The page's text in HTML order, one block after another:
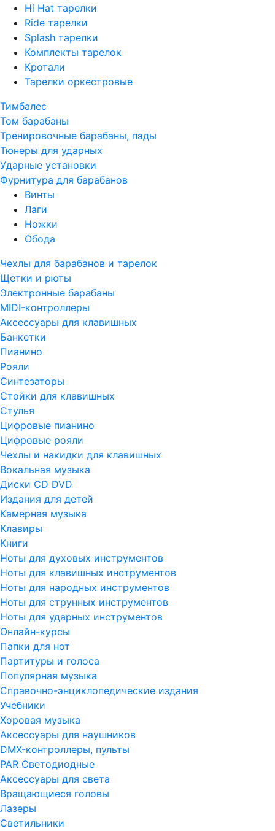
Hi Hat тарелки
Ride тарелки
Splash тарелки
Комплекты тарелок
Кротали
Тарелки оркестровые
Тимбалес
Том барабаны
Тренировочные барабаны, пэды
Тюнеры для ударных
Ударные установки
Фурнитура для барабанов
Винты
Лаги
Ножки
Обода
Чехлы для барабанов и тарелок
Щетки и рюты
Электронные барабаны
MIDI-контроллеры
Аксессуары для клавишных
Банкетки
Пианино
Рояли
Синтезаторы
Стойки для клавишных
Стулья
Цифровые пианино
Цифровые рояли
Чехлы и накидки для клавишных
Вокальная музыка
Диски CD DVD
Издания для детей
Камерная музыка
Клавиры
Книги
Ноты для духовых инструментов
Ноты для клавишных инструментов
Ноты для народных инструментов
Ноты для струнных инструментов
Ноты для ударных инструментов
Онлайн-курсы
Папки для нот
Партитуры и голоса
Популярная музыка
Справочно-энциклопедические издания
Учебники
Хоровая музыка
Аксессуары для наушников
DMX-контроллеры, пульты
PAR Светодиодные
Аксессуары для света
Вращающиеся головы
Лазеры
Светильники